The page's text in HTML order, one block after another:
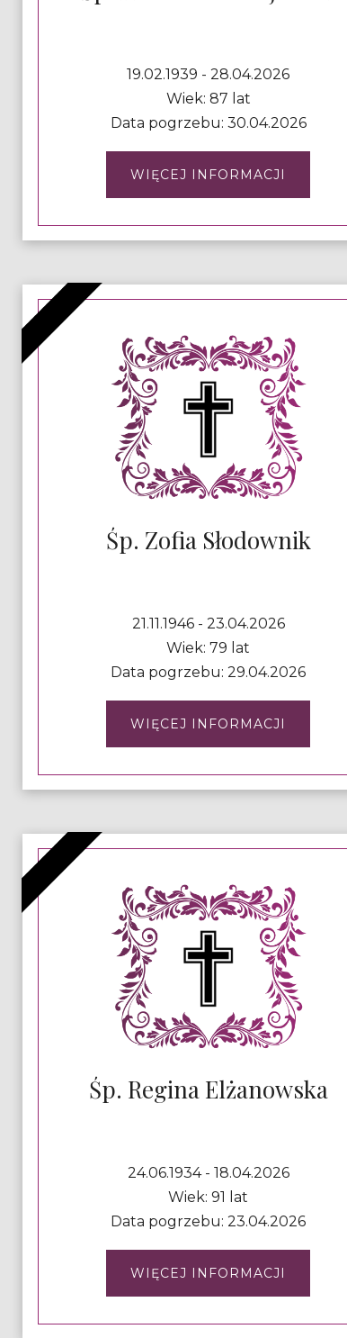
19.02.1939 - 28.04.2026
Wiek: 87 lat
Data pogrzebu: 30.04.2026
WIĘCEJ INFORMACJI
Śp. Zofia Słodownik
21.11.1946 - 23.04.2026
Wiek: 79 lat
Data pogrzebu: 29.04.2026
WIĘCEJ INFORMACJI
Śp. Regina Elżanowska
24.06.1934 - 18.04.2026
Wiek: 91 lat
Data pogrzebu: 23.04.2026
WIĘCEJ INFORMACJI